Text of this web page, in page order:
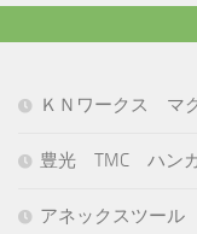
ＫＮワークス マ
豊光 TMC ハン
アネックスツール